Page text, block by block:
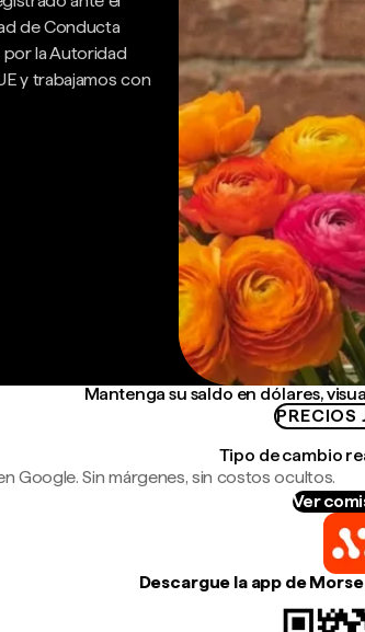
de Conducta
por la Autoridad
y trabajamos con
Mantenga su saldo en dólares,
PRECIOS
Tipo de cambio
Google. Sin márgenes, sin costos ocultos.
Ver
Descargue la app de